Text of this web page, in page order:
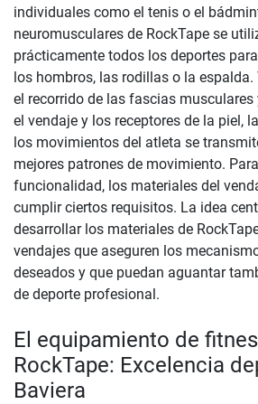
individuales como el tenis o el
neuromusculares de RockTape se
prácticamente todos los deportes
los hombros, las rodillas o la espalda.
el recorrido de las fascias
el vendaje y los receptores de la piel,
los movimientos del atleta se
mejores patrones de movimiento.
funcionalidad, los materiales del
cumplir ciertos requisitos. La idea
desarrollar los materiales de
vendajes que aseguren los
deseados y que puedan aguantar
de deporte profesional.
El equipamiento de
RockTape: Excelencia
Baviera